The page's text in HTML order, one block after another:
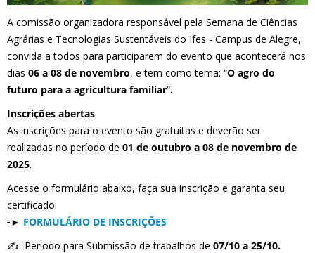
A comissão organizadora responsável pela Semana de Ciências
Agrárias e Tecnologias Sustentáveis do Ifes - Campus de Alegre,
convida a todos para participarem do evento que acontecerá nos
dias 06 a 08 de novembro, e tem como tema: “O agro do
futuro para a agricultura familiar”.
Inscrições abertas
As inscrições para o evento são gratuitas e deverão ser
realizadas no período de 01 de outubro a 08 de novembro de
2025.
Acesse o formulário abaixo, faça sua inscrição e garanta seu
certificado:
-► FORMULÁRIO DE INSCRIÇÕES
✍️ Período para Submissão de trabalhos de 07/10 a 25/10.